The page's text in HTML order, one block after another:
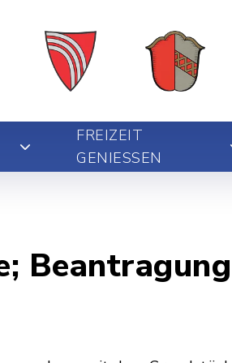
FREIZEIT
GENIESSEN
Beantragung